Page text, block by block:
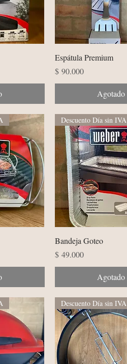
Vista rápida
Espátula Premium
Precio
$ 90.000
Agotado
Vista rápida
Descuento Día sin IVA
Bandeja Goteo
Precio
$ 49.000
Agotado
Descuento Día sin IVA